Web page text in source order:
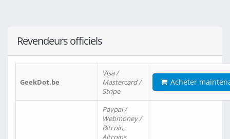
Revendeurs officiels
GeekDot.be
Visa /
Mastercard /
Stripe
Acheter
Paypal /
Webmoney /
Bitcoin,
Altcoins